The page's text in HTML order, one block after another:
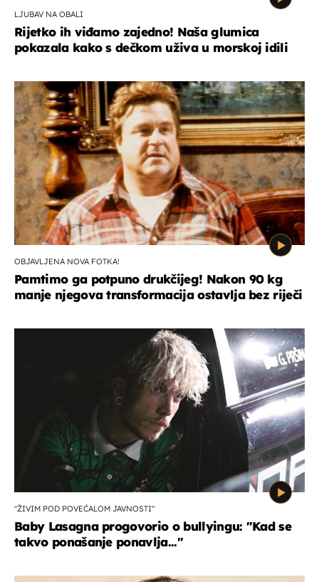
LJUBAV NA OBALI
Rijetko ih viđamo zajedno! Naša glumica
pokazala kako s dečkom uživa u morskoj idili
OBJAVLJENA NOVA FOTKA!
Pamtimo ga potpuno drukčijeg! Nakon 90 kg
manje njegova transformacija ostavlja bez riječi
"ŽIVIM POD POVEĆALOM JAVNOSTI"
Baby Lasagna progovorio o bullyingu: "Kad se
takvo ponašanje ponavlja..."